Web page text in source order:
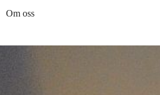
Om oss